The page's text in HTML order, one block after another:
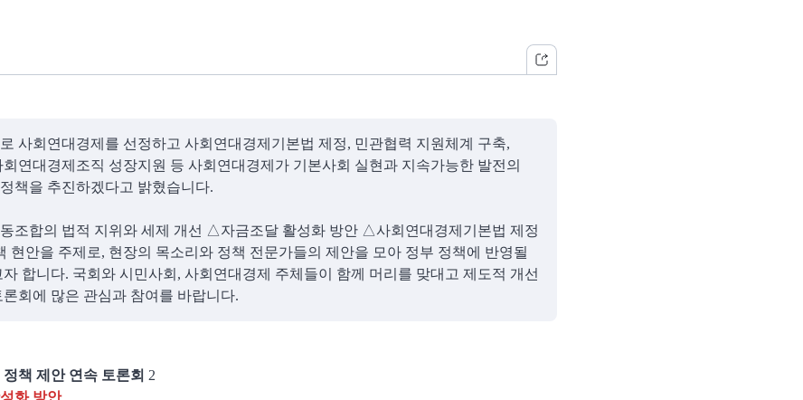
사회연대경제를 선정하고 사회연대경제기본법 제정, 민관협력 지원체계 구축,
연대경제조직 성장지원 등 사회연대경제가 기본사회 실현과 지속가능한 발전의
책을 추진하겠다고 밝혔습니다.
조합의 법적 지위와 세제 개선 △자금조달 활성화 방안 △사회연대경제기본법 제정
현안을 주제로, 현장의 목소리와 정책 전문가들의 제안을 모아 정부 정책에 반영될
합니다. 국회와 시민사회, 사회연대경제 주체들이 함께 머리를 맞대고 제도적 개선
회에 많은 관심과 참여를 바랍니다.
책 제안 연속 토론회 2
화 방안